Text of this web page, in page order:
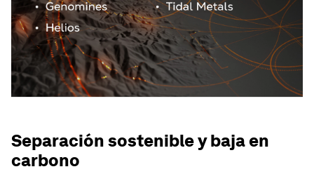
Separación sostenible y baja en
carbono